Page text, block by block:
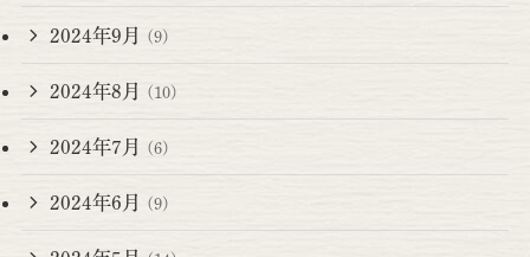
2024年9月 (9)
2024年8月 (10)
2024年7月 (6)
2024年6月 (9)